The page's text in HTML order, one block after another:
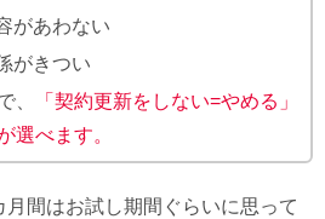
があわない
がきつい
、
「契約更新をしない=やめる」
選べます。
間はお試し期間ぐらいに思って